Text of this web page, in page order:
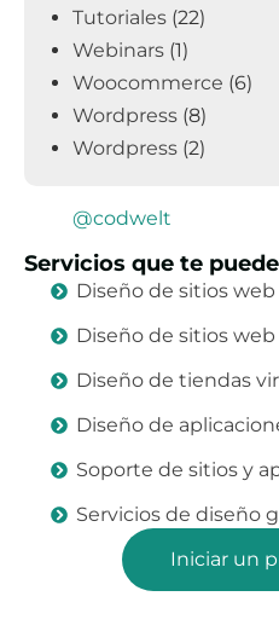
Tutoriales (22)
Webinars (1)
Woocommerce (6)
Wordpress (8)
Wordpress (2)
@codwelt
Servicios que te
Diseño de sitios
Diseño de sitios
Diseño de tiendas
Diseño de
Soporte de sitios y
Servicios de diseño
Iniciar un